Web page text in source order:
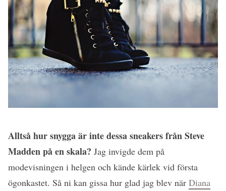
Alltså hur snygga är inte dessa sneakers från Steve
Madden på en skala? Jag invigde dem på
modevisningen i helgen och kände kärlek vid första
ögonkastet. Så ni kan gissa hur glad jag blev när Diana